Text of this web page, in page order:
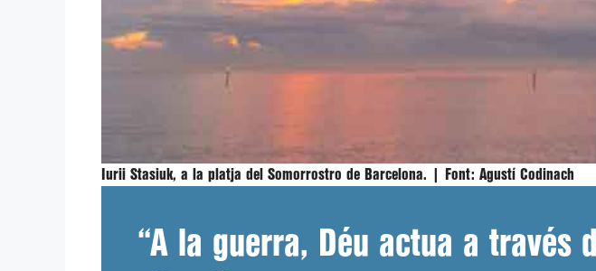
Iurii Stasiuk, a la platja del Somorrostro de Barcelona. | Font: Agustí Codinach
“A la guerra, Déu actua a través